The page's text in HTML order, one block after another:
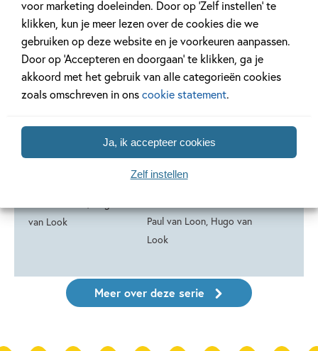
voor marketing doeleinden. Door op ‘Zelf instellen’ te
klikken, kun je meer lezen over de cookies die we
gebruiken op deze website en je voorkeuren aanpassen.
Door op ‘Accepteren en doorgaan’ te klikken, ga je
akkoord met het gebruik van alle categorieën cookies
zoals omschreven in onscookie statement.
Ja, ik accepteer cookies
Zelf instellen
Deel 30
03-09-2026
Dolfje
Weerwolfje 30 –
De geheime
van Look
16,99
Hardcover
Deel 29
Dolfje
Weerwolfje 29 –
Beste
weerwolfvakantie
Paul van Loon, Hugo van
Look
,99
Hardcover
Dolfje
16,
Hardcover
Meer over deze serie